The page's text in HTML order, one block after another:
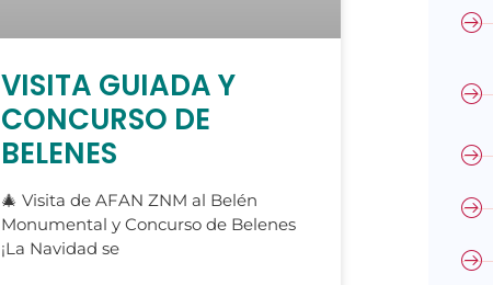
VISITA GUIADA Y
CONCURSO DE
BELENES
🎄 Visita de AFAN ZNM al Belén
Monumental y Concurso de Belenes
¡La Navidad se